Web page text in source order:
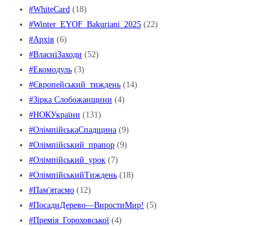
#WhiteCard (18)
#Winter_EYOF_Bakuriani_2025 (22)
#Архів (6)
#ВласніЗаходи (52)
#Екомодуль (3)
#Європейський_тиждень (14)
#Зірка Слобожанщини (4)
#НОКУкраїни (131)
#ОлімпійськаСпадщина (9)
#Олімпійський_прапор (9)
#Олімпійський_урок (7)
#ОлімпійськийТиждень (18)
#Пам'ятаємо (12)
#ПосадиДерево—ВиростиМир! (5)
#Премія_Гороховської (4)